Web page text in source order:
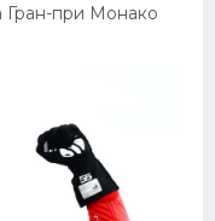
Гран-при Монако